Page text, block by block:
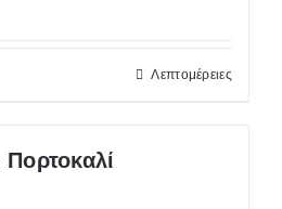
Λεπτομέρειες